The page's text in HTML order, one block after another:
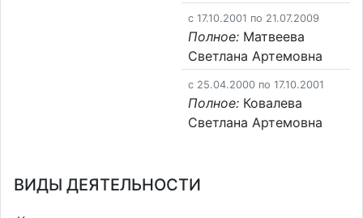
c 17.10.2001 по 21.07.2009
Полное: Матвеева
Светлана Артемовна
c 25.04.2000 по 17.10.2001
Полное: Ковалева
Светлана Артемовна
ВИДЫ ДЕЯТЕЛЬНОСТИ